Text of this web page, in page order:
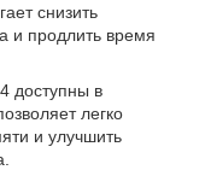
снизить
и продлить время
доступны в
легко
и улучшить